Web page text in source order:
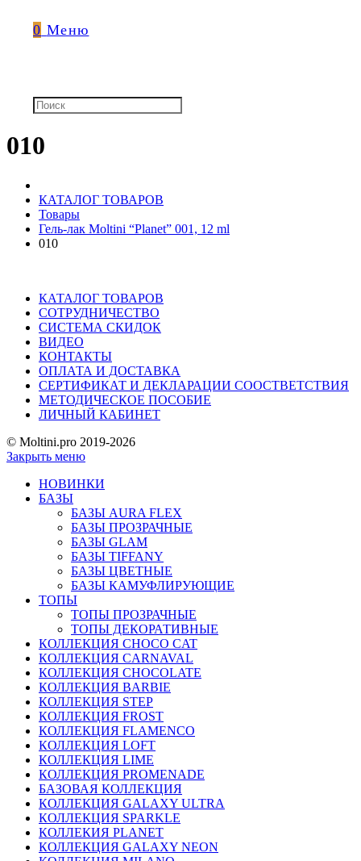
0 Меню
010
КАТАЛОГ ТОВАРОВ
Товары
Гель-лак Moltini “Planet” 001, 12 ml
010
КАТАЛОГ ТОВАРОВ
СОТРУДНИЧЕСТВО
СИСТЕМА СКИДОК
ВИДЕО
КОНТАКТЫ
ОПЛАТА И ДОСТАВКА
СЕРТИФИКАТ И ДЕКЛАРАЦИИ СООСТВЕТСТВИЯ
МЕТОДИЧЕСКОЕ ПОСОБИЕ
ЛИЧНЫЙ КАБИНЕТ
© Moltini.pro 2019-2026
Закрыть меню
НОВИНКИ
БАЗЫ
БАЗЫ AURA FLEX
БАЗЫ ПРОЗРАЧНЫЕ
БАЗЫ GLAM
БАЗЫ TIFFANY
БАЗЫ ЦВЕТНЫЕ
БАЗЫ КАМУФЛИРУЮЩИЕ
ТОПЫ
ТОПЫ ПРОЗРАЧНЫЕ
ТОПЫ ДЕКОРАТИВНЫЕ
КОЛЛЕКЦИЯ CHOCO CAT
КОЛЛЕКЦИЯ CARNAVAL
КОЛЛЕКЦИЯ CHOCOLATE
КОЛЛЕКЦИЯ BARBIE
КОЛЛЕКЦИЯ STEP
КОЛЛЕКЦИЯ FROST
КОЛЛЕКЦИЯ FLAMENCO
КОЛЛЕКЦИЯ LOFT
КОЛЛЕКЦИЯ LIME
КОЛЛЕКЦИЯ PROMENADE
БАЗОВАЯ КОЛЛЕКЦИЯ
КОЛЛЕКЦИЯ GALAXY ULTRA
КОЛЛЕКЦИЯ SPARKLE
КОЛЛЕКИЯ PLANET
КОЛЛЕКЦИЯ GALAXY NEON